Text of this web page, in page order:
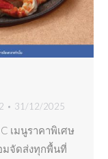
31/12/2025
เมนูราคาพิเศษ
มจัดส่งทุกพื้นที่